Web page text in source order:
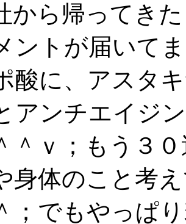
から帰ってき
ントが届いて
酸に、アスタ
アンチエイジ
＾ｖ；もう３
身体のこと考
；でもやっぱ